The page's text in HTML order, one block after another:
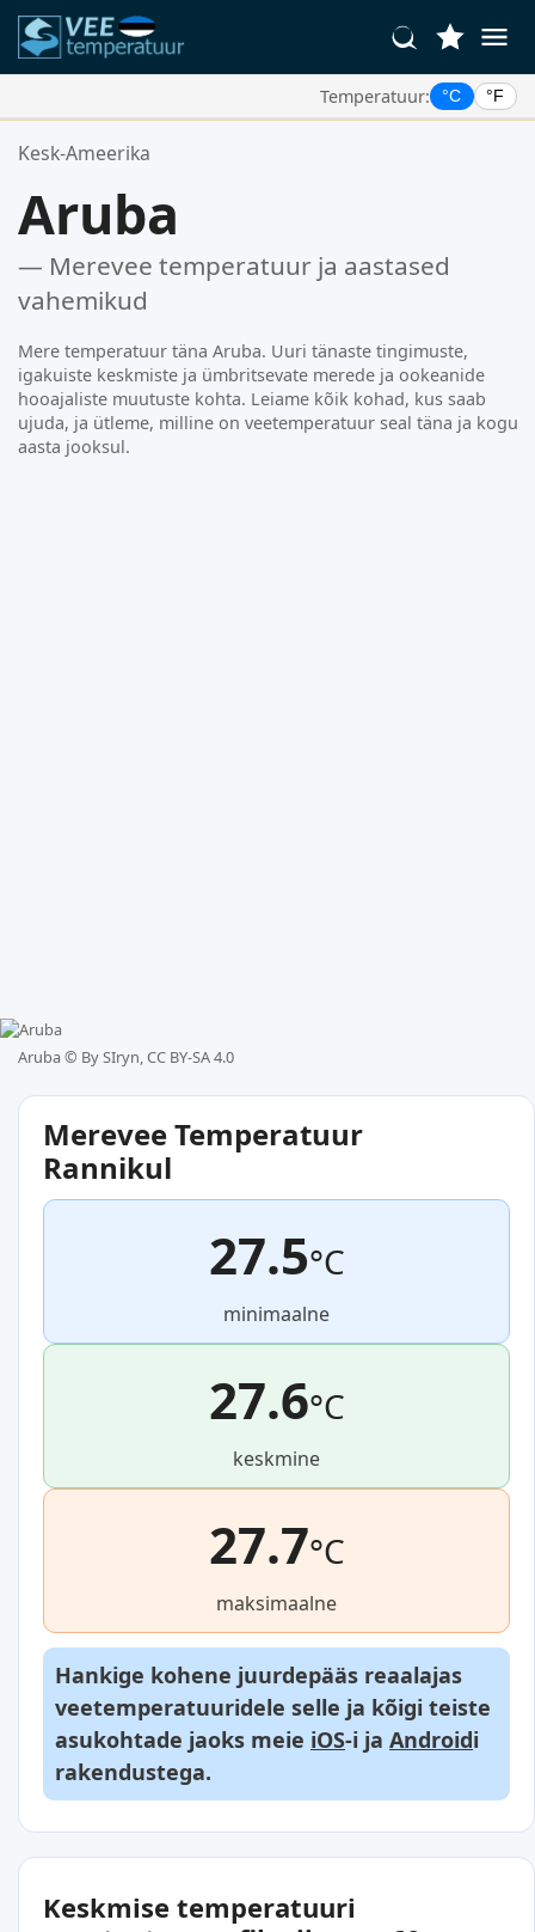
Temperatuur: °C °F
Teie Lemmikasukohad:
Kesk-Ameerika
Aruba
— Merevee temperatuur ja aastased
vahemikud
Mere temperatuur täna Aruba. Uuri tänaste tingimuste,
igakuiste keskmiste ja ümbritsevate merede ja ookeanide
hooajaliste muutuste kohta. Leiame kõik kohad, kus saab
ujuda, ja ütleme, milline on veetemperatuur seal täna ja kogu
aasta jooksul.
Aruba © By SIryn, CC BY-SA 4.0
Merevee Temperatuur
Rannikul
27.5°C
minimaalne
27.6°C
keskmine
27.7°C
maksimaalne
Hankige kohene juurdepääs reaalajas
veetemperatuuridele selle ja kõigi teiste
asukohtade jaoks meie iOS-i ja Androidi
rakendustega.
Keskmise temperatuuri